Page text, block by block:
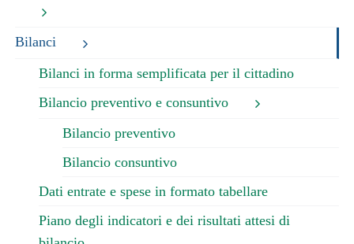
Bilanci
Bilanci in forma semplificata per il cittadino
Bilancio preventivo e consuntivo
Bilancio preventivo
Bilancio consuntivo
Dati entrate e spese in formato tabellare
Piano degli indicatori e dei risultati attesi di